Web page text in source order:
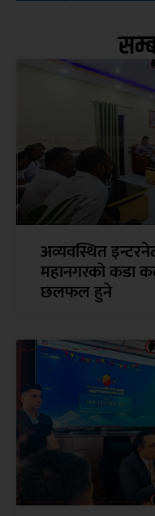
अव्यवस्थित
महानगरको कडा
छलफल हुने